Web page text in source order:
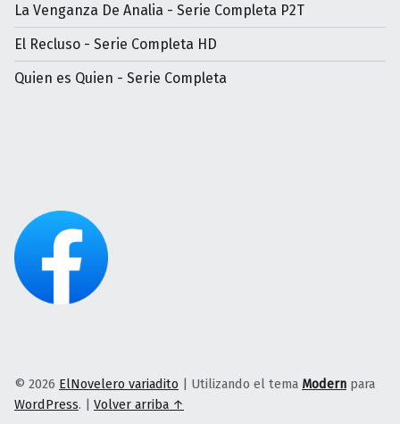
La Venganza De Analia - Serie Completa P2T
El Recluso - Serie Completa HD
Quien es Quien - Serie Completa
© 2026 ElNovelero variadito | Utilizando el tema Modern para
WordPress. | Volver arriba ↑